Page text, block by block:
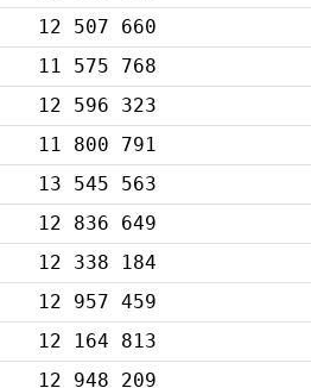
12 507 660
11 575 768
12 596 323
11 800 791
13 545 563
12 836 649
12 338 184
12 957 459
12 164 813
12 948 209